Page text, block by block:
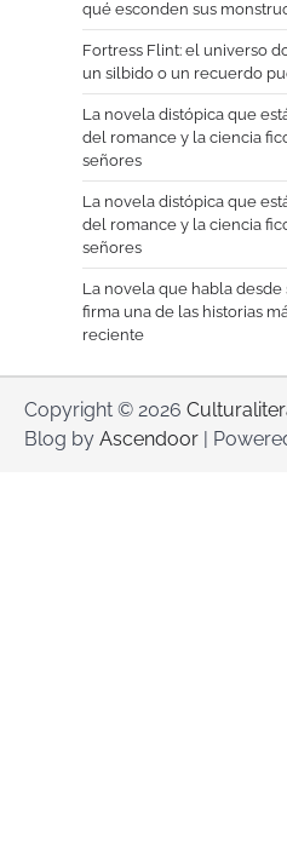
qué esconden sus
Fortress Flint: el universo
un silbido o un recuerdo
La novela distópica que
del romance y la ciencia
señores
La novela distópica que
del romance y la ciencia
señores
La novela que habla desde
firma una de las historias
reciente
Copyright © 2026
Blog by Ascendoor |